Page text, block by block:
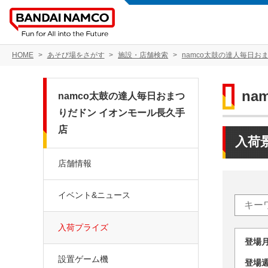
HOME あそび場をさがす 施設・店舗検索 namco太鼓の達人毎日お
入荷
登
登
namco太鼓の達人毎日おまつ
りだドン イオンモール長久手
店
店舗情報
イベント&ニュース
入荷プライズ
設置ゲーム機